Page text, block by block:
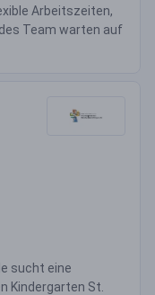
Arbeitszeiten,
Team warten auf
sucht eine
Kindergarten St.